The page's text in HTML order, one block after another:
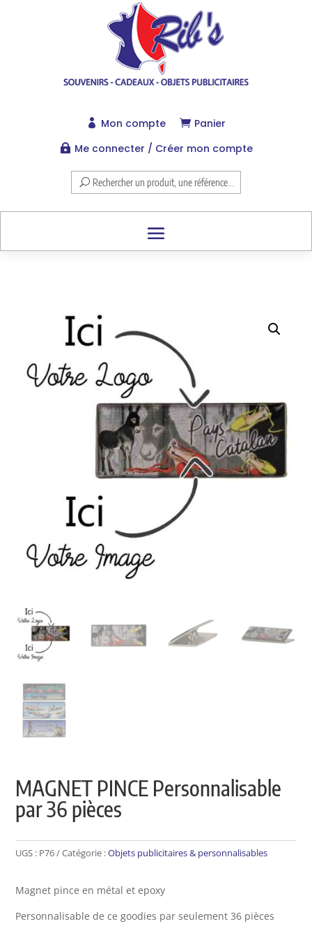
 Mon compte  Panier
 Me connecter / Créer mon compte
Rechercher un produit, une référence...
MAGNET PINCE Personnalisable
par 36 pièces
UGS : P76 Catégorie :Objets publicitaires & personnalisables
Magnet pince en métal et epoxy
Personnalisable de ce goodies par seulement 36 pièces